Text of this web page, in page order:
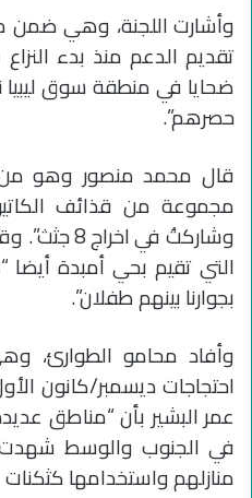
وأشارت اللجنة، وهي
تقديم الدعم منذ بدء
ضحايا في منطقة سوق
حصرهم”.
قال محمد منصور وهو
مجموعة من قذائف
وشاركتُ في
التي تقيم بحي أمبدة
بجوارنا بينهم طفلان”.
وأفاد محامو الطوارئ،
عمر البشير بأن “مناطق
في الجنوب والوسط شهدت
منازلهم واستخدامها